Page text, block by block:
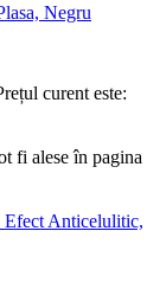
Negru
curent este:
fi alese în pagina